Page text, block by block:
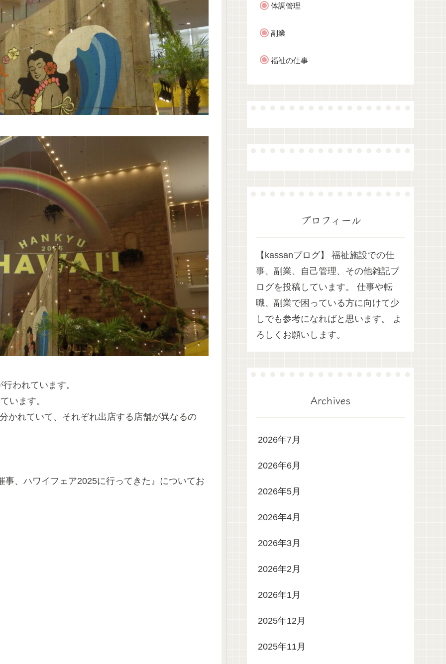
われています。
います。
かれていて、それぞれ出店する店舗が異なるの
、ハワイフェア2025に行ってきた』についてお
体調管理
副業
福祉の仕事
プロフィール
【kassanブログ】 福祉施設での仕
事、副業、自己管理、その他雑記ブ
ログを投稿しています。 仕事や転
職、副業で困っている方に向けて少
しでも参考になればと思います。 よ
ろしくお願いします。
Archives
2026年7月
2026年6月
2026年5月
2026年4月
2026年3月
2026年2月
2026年1月
2025年12月
2025年11月